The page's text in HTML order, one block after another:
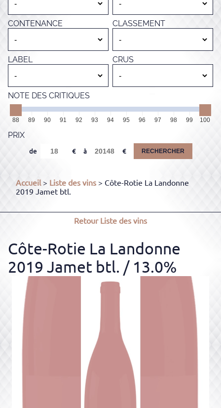
CONTENANCE CLASSEMENT
LABEL CRUS
NOTE DES CRITIQUES
88 89 90 91 92 93 94 95 96 97 98 99 100
PRIX
de à RECHERCHER
Accueil> Liste des vins > Côte-Rotie La Landonne
2019 Jamet btl.
RetourListe des vins
Côte-Rotie La Landonne
2019 Jamet btl. / 13.0%